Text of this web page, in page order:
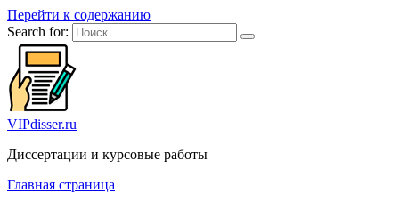
Перейти к содержанию
Search for:
VIPdisser.ru
Диссертации и курсовые работы
Главная страница